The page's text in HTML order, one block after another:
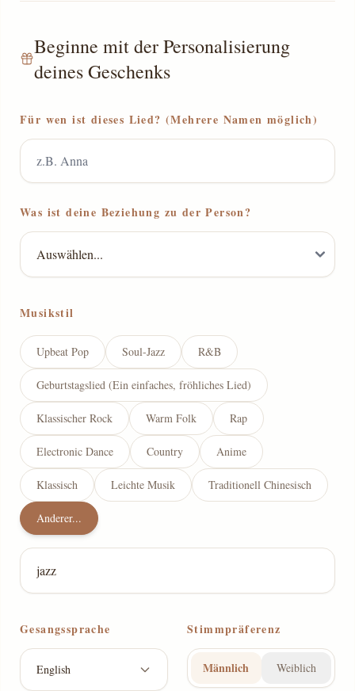
Beginne mit der Personalisierung
deines Geschenks
Für wen ist dieses Lied? (Mehrere Namen möglich)
Was ist deine Beziehung zu der Person?
Musikstil
Upbeat Pop Soul-Jazz R&B
Geburtstagslied (Ein einfaches, fröhliches Lied)
Klassischer Rock Warm Folk Rap
Electronic Dance Country Anime
Klassisch Leichte Musik Traditionell Chinesisch
Anderer...
Gesangssprache
English
Stimmpräferenz
Männlich Weiblich